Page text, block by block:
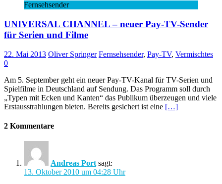
Fernsehsender
UNIVERSAL CHANNEL – neuer Pay-TV-Sender
für Serien und Filme
22. Mai 2013 Oliver Springer Fernsehsender, Pay-TV, Vermischtes
0
Am 5. September geht ein neuer Pay-TV-Kanal für TV-Serien und
Spielfilme in Deutschland auf Sendung. Das Programm soll durch
„Typen mit Ecken und Kanten“ das Publikum überzeugen und viele
Erstausstrahlungen bieten. Bereits gesichert ist eine […]
2 Kommentare
Andreas Port sagt:
13. Oktober 2010 um 04:28 Uhr